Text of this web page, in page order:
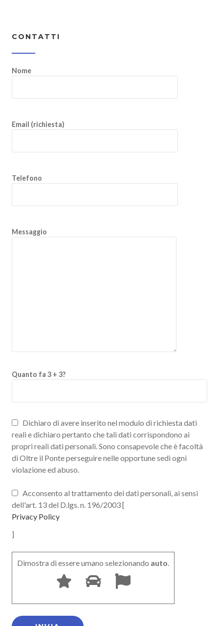
CONTATTI
Nome
Email (richiesta)
Telefono
Messaggio
Quanto fa 3 + 3?
Dichiaro di avere inserito nel modulo di richiesta dati
reali e dichiaro pertanto che tali dati corrispondono ai
propri reali dati personali. Sono consapevole che è facoltà
di Oltre il Ponte perseguire nelle opportune sedi ogni
violazione ed abuso.
Acconsento al trattamento dei dati personali, ai sensi
dell'art. 13 del D.lgs. n. 196/2003 [
Privacy Policy
]
Dimostra di essere umano selezionando auto.